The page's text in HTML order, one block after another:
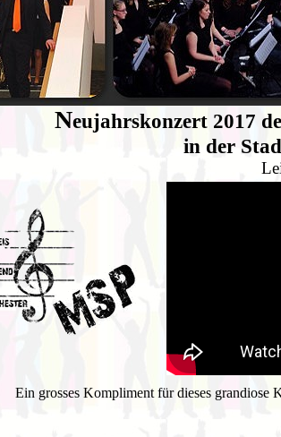
Neujahrskonzert 2017
in der
Ein grosses Kompliment für dieses